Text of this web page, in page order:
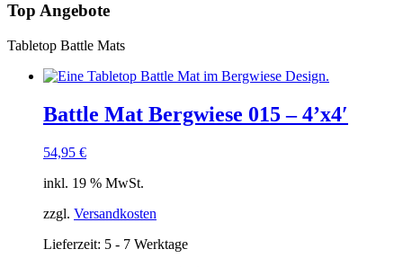
Top Angebote
Tabletop Battle Mats
Battle Mat Bergwiese 015 – 4’x4′
54,95 €
inkl. 19 % MwSt.
zzgl. Versandkosten
Lieferzeit: 5 - 7 Werktage